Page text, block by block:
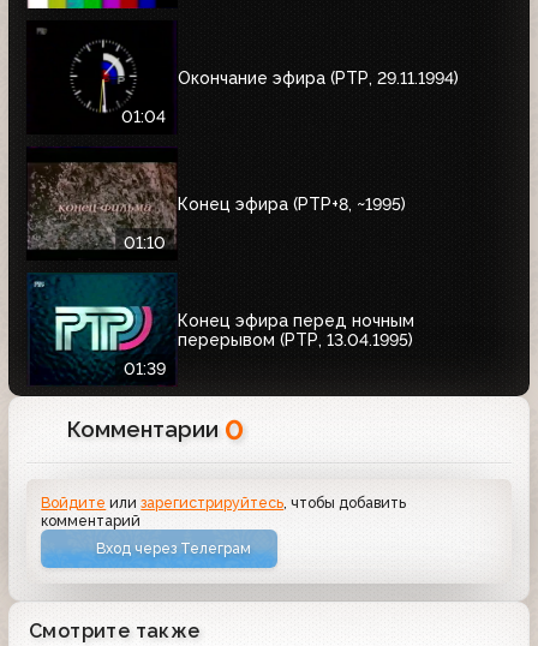
01:04
Окончание эфира (РТР, 29.11.1994)
01:10
Конец эфира (РТР+8, ~1995)
01:39
Конец эфира перед ночным
перерывом (РТР, 13.04.1995)
Комментарии 0
Войдите илизарегистрируйтесь, чтобы добавить
комментарий
Вход через Телеграм
Смотрите также